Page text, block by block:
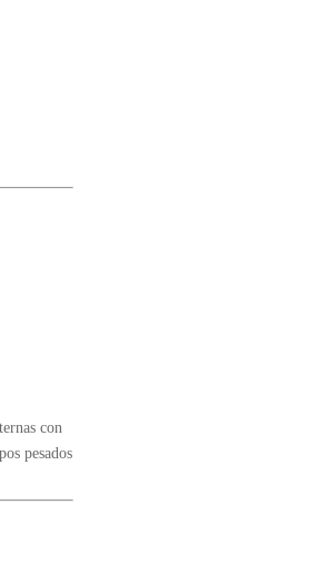
con
pesados